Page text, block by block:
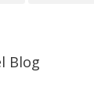
Blog